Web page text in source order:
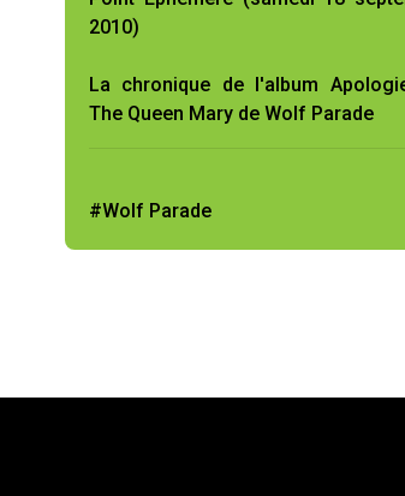
2010)
La chronique de l'album
The Queen Mary de Wolf Parade
#Wolf Parade